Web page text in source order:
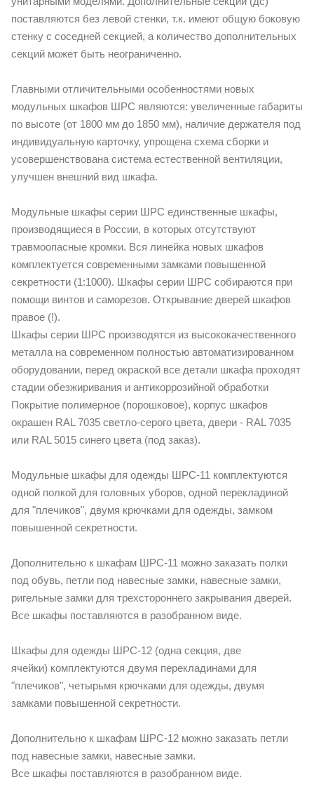
поставляются без левой стенки, т.к. имеют общую боковую
стенку с соседней секцией, а количество дополнительных
секций может быть неограниченно.
Главными отличительными особенностями новых
модульных шкафов ШРС являются: увеличенные габариты
по высоте (от 1800 мм до 1850 мм), наличие держателя под
индивидуальную карточку, упрощена схема сборки и
усовершенствована система естественной вентиляции,
улучшен внешний вид шкафа.
Модульные шкафы серии ШРС единственные шкафы,
производящиеся в России, в которых отсутствуют
травмоопасные кромки. Вся линейка новых шкафов
комплектуется современными замками повышенной
секретности (1:1000). Шкафы серии ШРС собираются при
помощи винтов и саморезов. Открывание дверей шкафов
правое (!).
Шкафы серии ШРС производятся из высококачественного
металла на современном полностью автоматизированном
оборудовании, перед окраской все детали шкафа проходят
стадии обезжиривания и антикоррозийной обработки
Покрытие полимерное (порошковое), корпус шкафов
окрашен RAL 7035 светло-серого цвета, двери - RAL 7035
или RAL 5015 синего цвета (под заказ).
Модульные шкафы для одежды ШРС-11 комплектуются
одной полкой для головных уборов, одной перекладиной
для "плечиков", двумя крючками для одежды, замком
повышенной секретности.
Дополнительно к шкафам ШРС-11 можно заказать полки
под обувь, петли под навесные замки, навесные замки,
ригельные замки для трехстороннего закрывания дверей.
Все шкафы поставляются в разобранном виде.
Шкафы для одежды ШРC-12 (одна секция, две
ячейки) комплектуются двумя перекладинами для
"плечиков", четырьмя крючками для одежды, двумя
замками повышенной секретности.
Дополнительно к шкафам ШРС-12 можно заказать петли
под навесные замки, навесные замки.
Все шкафы поставляются в разобранном виде.